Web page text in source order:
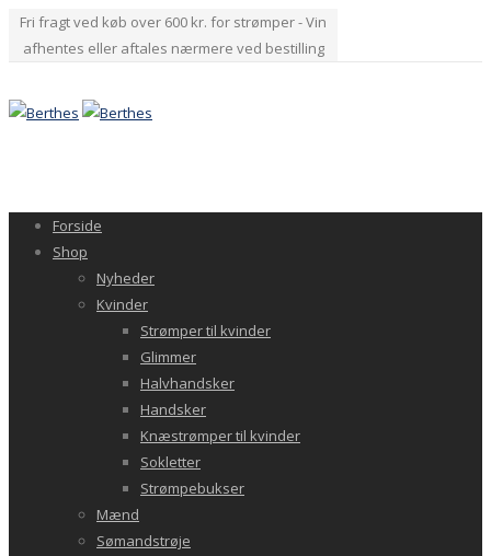
Fri fragt ved køb over 600 kr. for strømper - Vin
afhentes eller aftales nærmere ved bestilling
Forside
Shop
Nyheder
Kvinder
Strømper til kvinder
Glimmer
Halvhandsker
Handsker
Knæstrømper til kvinder
Sokletter
Strømpebukser
Mænd
Sømandstrøje